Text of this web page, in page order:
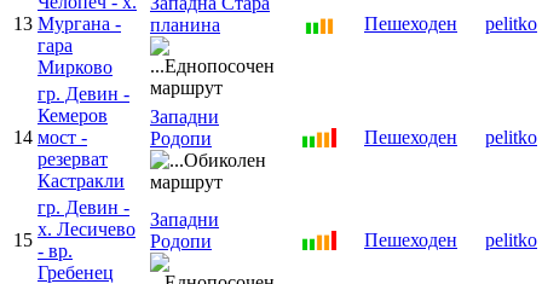
13 Мургана -
гара
Мирково
планина
Пешеходен pelitko
14
гр. Девин -
Кемеров
мост -
резерват
Кастракли
Западни
Родопи
Пешеходен pelitko
15
гр. Девин -
х. Лесичево
- вр.
Гребенец
Западни
Родопи
Пешеходен pelitko